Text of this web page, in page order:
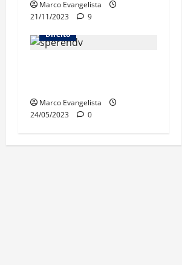
Marco Evangelista
21/11/2023
9
Direito
Marco Evangelista
24/05/2023
0